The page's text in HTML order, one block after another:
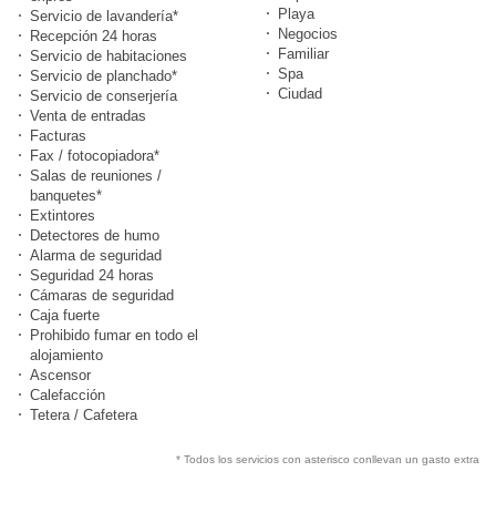
Servicio de lavandería*
Recepción 24 horas
Servicio de habitaciones
Servicio de planchado*
Servicio de conserjería
Venta de entradas
Facturas
Fax / fotocopiadora*
Salas de reuniones /
banquetes*
Extintores
Detectores de humo
Alarma de seguridad
Seguridad 24 horas
Cámaras de seguridad
Caja fuerte
Prohibido fumar en todo el
alojamiento
Ascensor
Calefacción
Tetera / Cafetera
Playa
Negocios
Familiar
Spa
Ciudad
* Todos los servicios con asterisco conllevan un gasto extra